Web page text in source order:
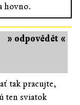
hovno.
» odpovědět «
tak pracujte,
ten sviatok